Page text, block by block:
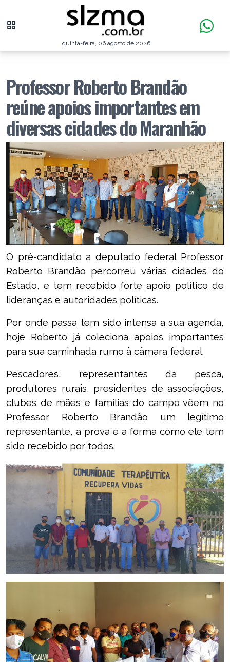
quinta-feira, 06 agosto de 2026
Professor Roberto Brandão
reúne apoios importantes em
diversas cidades do Maranhão
O pré-candidato a deputado federal Professor
Roberto Brandão percorreu várias cidades do
Estado, e tem recebido forte apoio político de
lideranças e autoridades políticas.
Por onde passa tem sido intensa a sua agenda,
hoje Roberto já coleciona apoios importantes
para sua caminhada rumo à câmara federal.
Pescadores, representantes da pesca,
produtores rurais, presidentes de associações,
clubes de mães e famílias do campo vêem no
Professor Roberto Brandão um legítimo
representante, a prova é a forma como ele tem
sido recebido por todos.